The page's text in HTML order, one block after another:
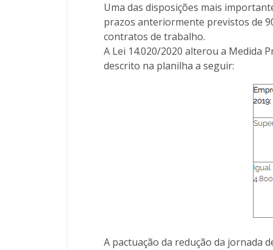
Uma das disposições mais
prazos anteriormente previstos de
contratos de trabalho.
A Lei 14.020/2020 alterou a Medida
descrito na planilha a seguir:
A pactuação da redução da jornada